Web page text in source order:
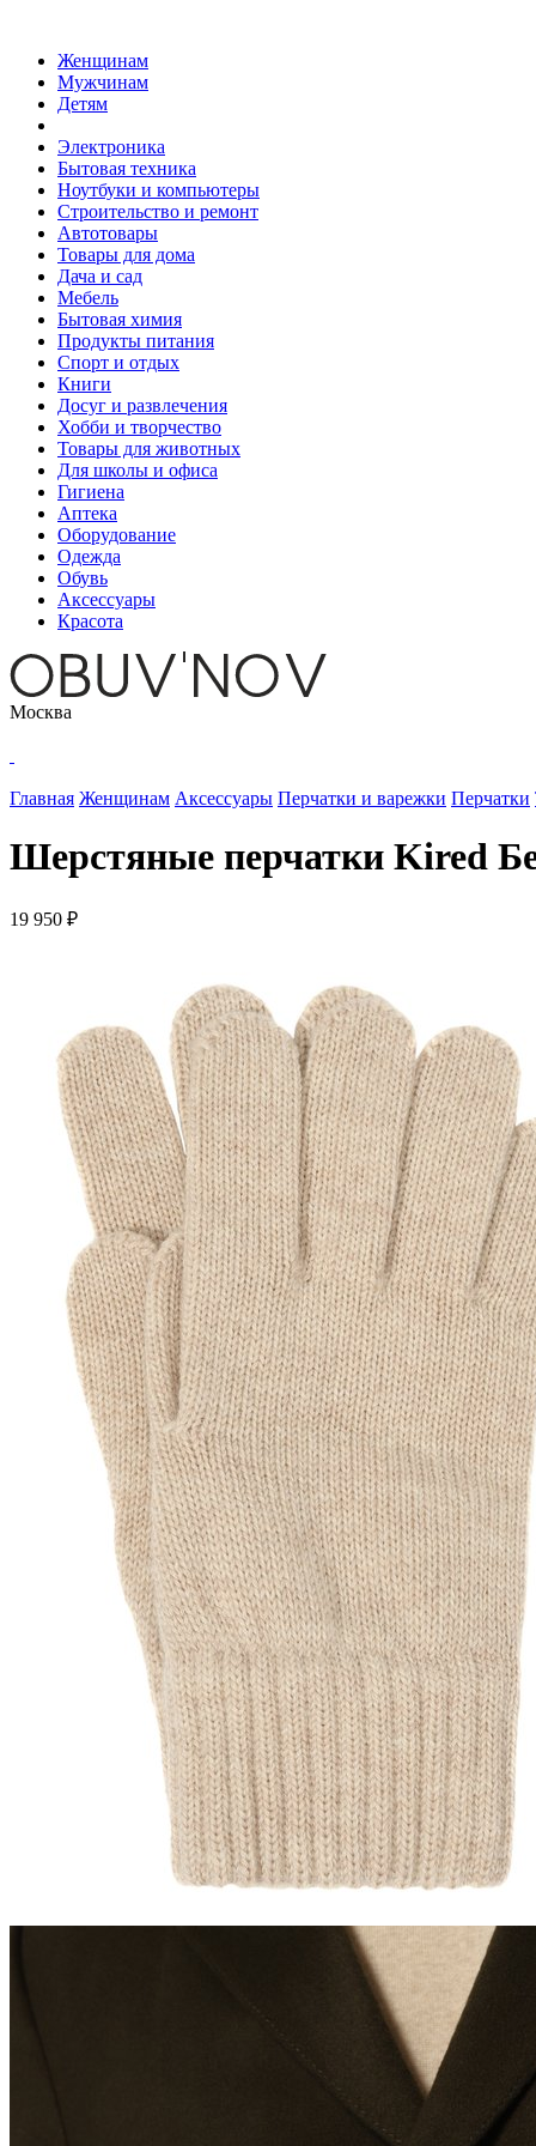
Женщинам
Мужчинам
Детям
Электроника
Бытовая техника
Ноутбуки и компьютеры
Строительство и ремонт
Автотовары
Товары для дома
Дача и сад
Мебель
Бытовая химия
Продукты питания
Спорт и отдых
Книги
Досуг и развлечения
Хобби и творчество
Товары для животных
Для школы и офиса
Гигиена
Аптека
Оборудование
Одежда
Обувь
Аксессуары
Красота
Москва
Главная Женщинам Аксессуары Перчатки и варежки Перчатки
Шерстяные перчатки Kired
19 950 ₽